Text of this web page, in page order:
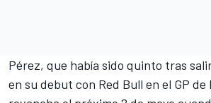
Pérez, que había sido quinto tras
en su debut con Red Bull en el GP de